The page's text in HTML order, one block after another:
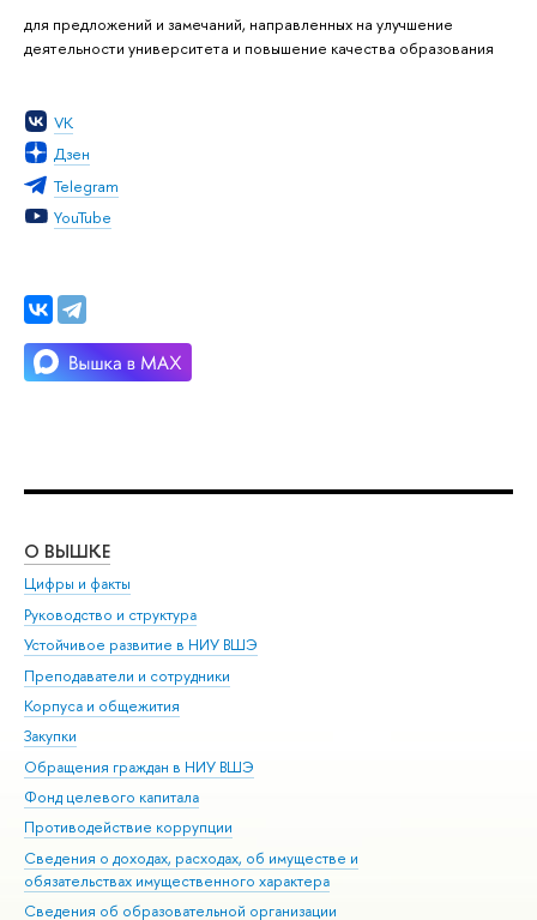
для предложений и замечаний, направленных на улучшение
деятельности университета и повышение качества образования
VK
Дзен
Telegram
YouTube
О ВЫШКЕ
Цифры и факты
Руководство и структура
Устойчивое развитие в НИУ ВШЭ
Преподаватели и сотрудники
Корпуса и общежития
Закупки
Обращения граждан в НИУ ВШЭ
Фонд целевого капитала
Противодействие коррупции
Сведения о доходах, расходах, об имуществе и
обязательствах имущественного характера
Сведения об образовательной организации